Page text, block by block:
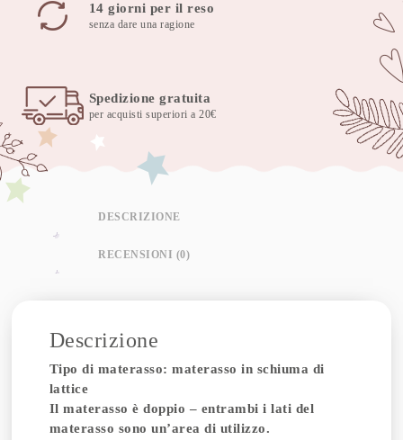
14 giorni per il reso
senza dare una ragione
Spedizione gratuita
per acquisti superiori a 20€
DESCRIZIONE
RECENSIONI (0)
Descrizione
Tipo di materasso: materasso in schiuma di
lattice
Il materasso è doppio – entrambi i lati del
materasso sono un’area di utilizzo.